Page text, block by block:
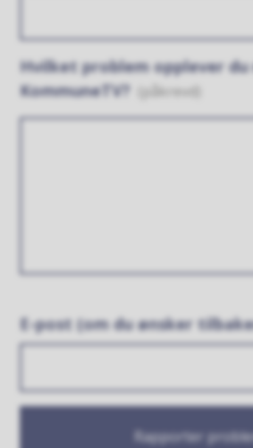
Hvilket problem opplever du
KommuneTV?
(påkrevd)
E-post (om du ønsker
Rapporter